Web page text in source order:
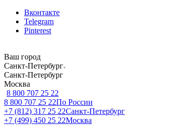
Вконтакте
Telegram
Pinterest
Ваш город
Санкт-Петербург
Санкт-Петербург
Москва
8 800 707 25 22
8 800 707 25 22По России
+7 (812) 317 25 22Санкт-Петербург
+7 (499) 450 25 22Москва